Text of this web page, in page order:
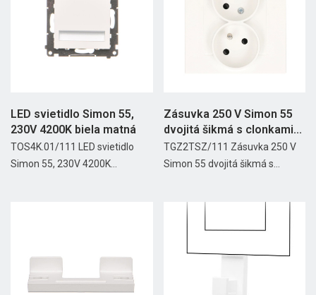
LED svietidlo Simon 55,
230V 4200K biela matná
TOS4K.01/111 LED svietidlo
Simon 55, 230V 4200K...
Zásuvka 250 V Simon 55
dvojitá šikmá s clonkami...
TGZ2TSZ/111 Zásuvka 250 V
Simon 55 dvojitá šikmá s...